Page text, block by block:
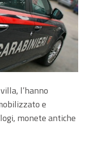
l’hanno
e
monete antiche